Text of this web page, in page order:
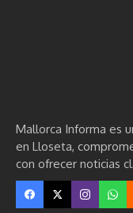
Mallorca Informa es
en Lloseta,
con ofrecer noticias